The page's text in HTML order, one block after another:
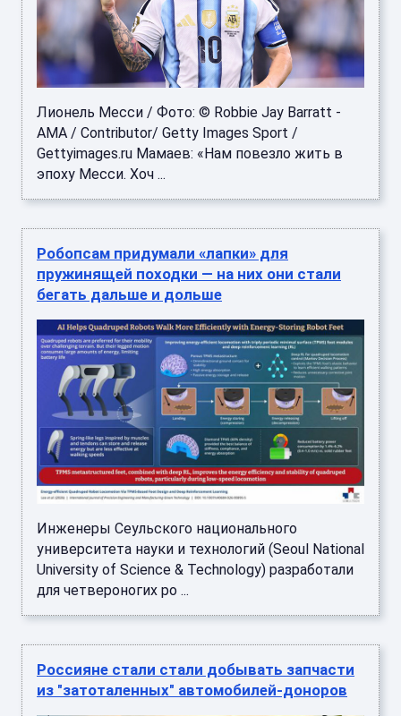
Лионель Месси / Фото: © Robbie Jay Barratt -
AMA / Contributor/ Getty Images Sport /
Gettyimages.ru Мамаев: «Нам повезло жить в
эпоху Месси. Хоч ...
Робопсам придумали «лапки» для
пружинящей походки — на них они стали
бегать дальше и дольше
Инженеры Сеульского национального
университета науки и технологий (Seoul National
University of Science & Technology) разработали
для четвероногих ро ...
Россияне стали стали добывать запчасти
из "затоталенных" автомобилей-доноров